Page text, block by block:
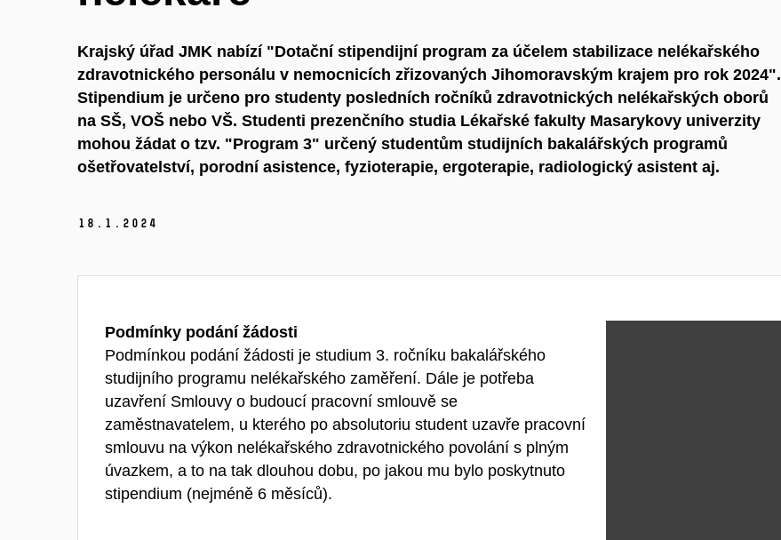
Krajský úřad JMK nabízí "Dotační stipendijní program za účelem stabilizace nelékařského
zdravotnického personálu v nemocnicích zřizovaných Jihomoravským krajem pro rok 2024".
Stipendium je určeno pro studenty posledních ročníků zdravotnických nelékařských oborů
na SŠ, VOŠ nebo VŠ. Studenti prezenčního studia Lékařské fakulty Masarykovy univerzity
mohou žádat o tzv. "Program 3" určený studentům studijních bakalářských programů
ošetřovatelství, porodní asistence, fyzioterapie, ergoterapie, radiologický asistent aj.
18. 1. 2024
Podmínky podání žádosti
Podmínkou podání žádosti je studium 3. ročníku bakalářského
studijního programu nelékařského zaměření. Dále je potřeba
uzavření Smlouvy o budoucí pracovní smlouvě se
zaměstnavatelem, u kterého po absolutoriu student uzavře pracovní
smlouvu na výkon nelékařského zdravotnického povolání s plným
úvazkem, a to na tak dlouhou dobu, po jakou mu bylo poskytnuto
stipendium (nejméně 6 měsíců).